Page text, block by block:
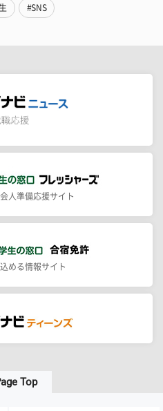
#SNS
人準備応援サイト
める情報サイト
Top